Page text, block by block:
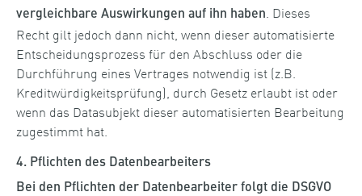
vergleichbare Auswirkungen auf ihn haben
. Dieses
Recht gilt jedoch dann nicht, wenn dieser automatisierte
Entscheidungsprozess für den Abschluss oder die
Durchführung eines Vertrages notwendig ist (z.B.
Kreditwürdigkeitsprüfung), durch Gesetz erlaubt ist oder
wenn das Datasubjekt dieser automatisierten Bearbeitung
zugestimmt hat.
4. Pflichten des Datenbearbeiters
Bei den Pflichten der Datenbearbeiter folgt die DSGVO